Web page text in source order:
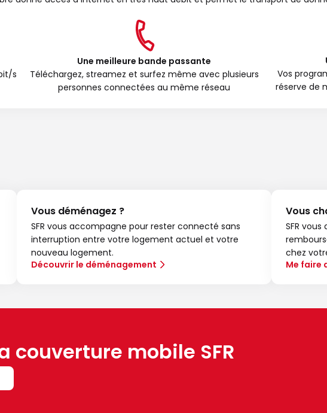
s
Une meilleure bande passante
Téléchargez, streamez et surfez même avec plusieurs
personnes connectées au même réseau
Vos
réserve de
Vous déménagez ?
SFR vous accompagne pour rester connecté sans
interruption entre votre logement actuel et votre
nouveau logement.
Découvrir le déménagement
Vous
SFR
chez
Me faire
couverture mobile SFR